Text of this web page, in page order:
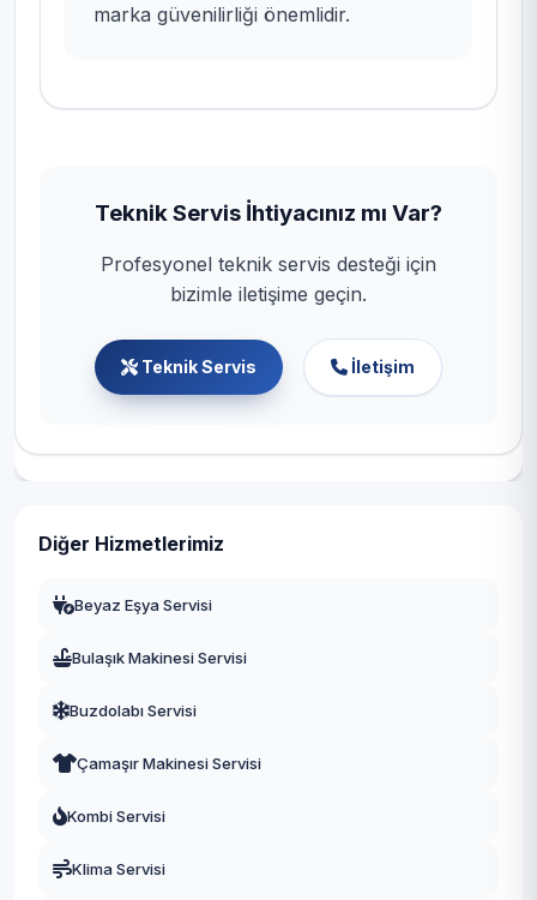
marka güvenilirliği önemlidir.
Teknik Servis İhtiyacınız mı Var?
Profesyonel teknik servis desteği için
bizimle iletişime geçin.
Teknik Servis İletişim
Diğer Hizmetlerimiz
Beyaz Eşya Servisi
Bulaşık Makinesi Servisi
Buzdolabı Servisi
Çamaşır Makinesi Servisi
Kombi Servisi
Klima Servisi